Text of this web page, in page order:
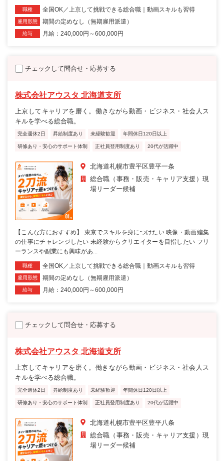
職種 全国OK／上京して挑戦できる総合職｜動画スキルも習得
雇用形態 期間の定めなし（無期雇用派遣）
給与 月給：240,000円～600,000円
チェックして問合せ・応募する
株式会社アウスタ 北海道支所
上京してキャリアを磨く。働きながら動画・ビジネス・社会人ス
キルを学べる総合職。
完全週休2日 昇給制度あり 未経験歓迎 年間休日120日以上
研修あり・安心のサポート体制 正社員登用制度あり 20代が活躍中
北海道札幌市豊平区豊平一条
総合職（事務・販売・キャリア支援）現
場リーダー候補
【こんな方におすすめ】 東京でスキルを身につけたい 映像・動画編集
の仕事にチャレンジしたい 未経験からクリエイターを目指したい フリ
ーランスや副業にも興味があ...
職種 全国OK／上京して挑戦できる総合職｜動画スキルも習得
雇用形態 期間の定めなし（無期雇用派遣）
給与 月給：240,000円～600,000円
チェックして問合せ・応募する
株式会社アウスタ 北海道支所
上京してキャリアを磨く。働きながら動画・ビジネス・社会人ス
キルを学べる総合職。
完全週休2日 昇給制度あり 未経験歓迎 年間休日120日以上
研修あり・安心のサポート体制 正社員登用制度あり 20代が活躍中
北海道札幌市豊平区豊平八条
総合職（事務・販売・キャリア支援）現
場リーダー候補